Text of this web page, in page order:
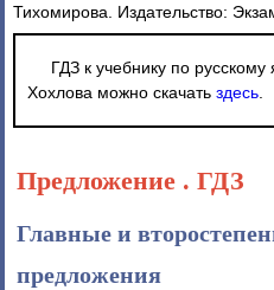
Тихомирова. Издательство:
ГДЗ к учебнику по русскому
Хохлова можно скачать здесь
Предложение . ГДЗ
Главные и
предложения